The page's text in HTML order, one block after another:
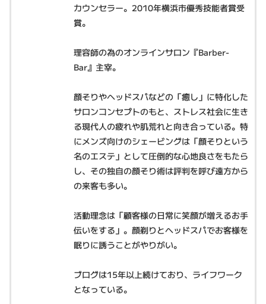
カウンセラー。2010年横浜市優秀技能者賞受
賞。
理容師の為のオンラインサロン『Barber-
Bar』主宰。
顔そりやヘッドスパなどの「癒し」に特化した
サロンコンセプトのもと、ストレス社会に生き
る現代人の疲れや肌荒れと向き合っている。特
にメンズ向けのシェービングは「顔そりという
名のエステ」として圧倒的な心地良さをもたら
し、その独自の顔そり術は評判を呼び遠方から
の来客も多い。
活動理念は「顧客様の日常に笑顔が増えるお手
伝いをする」。顔剃りとヘッドスパでお客様を
眠りに誘うことがやりがい。
ブログは15年以上続けており、ライフワーク
となっている。